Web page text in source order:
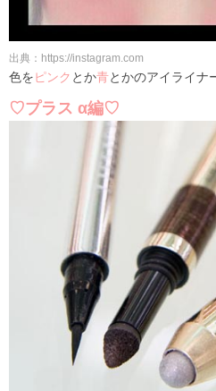
出典：https://instagram.com
色をピンク とか青とかのアイライナ
♡プラス α編♡